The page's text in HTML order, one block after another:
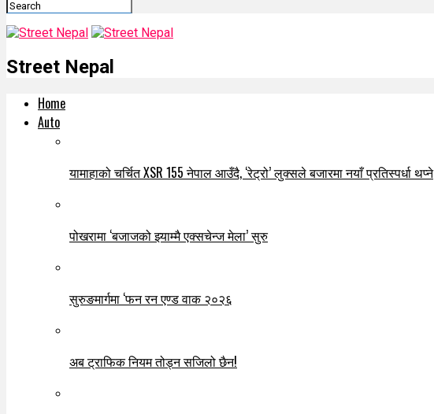
Street Nepal
Home
Auto
यामाहाको चर्चित XSR 155 नेपाल आउँदै, ‘रेट्रो’ लुक्सले बजारमा नयाँ प्रतिस्पर्धा थप्ने
पोखरामा ‘बजाजको झ्याम्मै एक्सचेन्ज मेला’ सुरु
सुरुङमार्गमा ‘फन रन एण्ड वाक २०२६
अब ट्राफिक नियम तोड्न सजिलो छैन!